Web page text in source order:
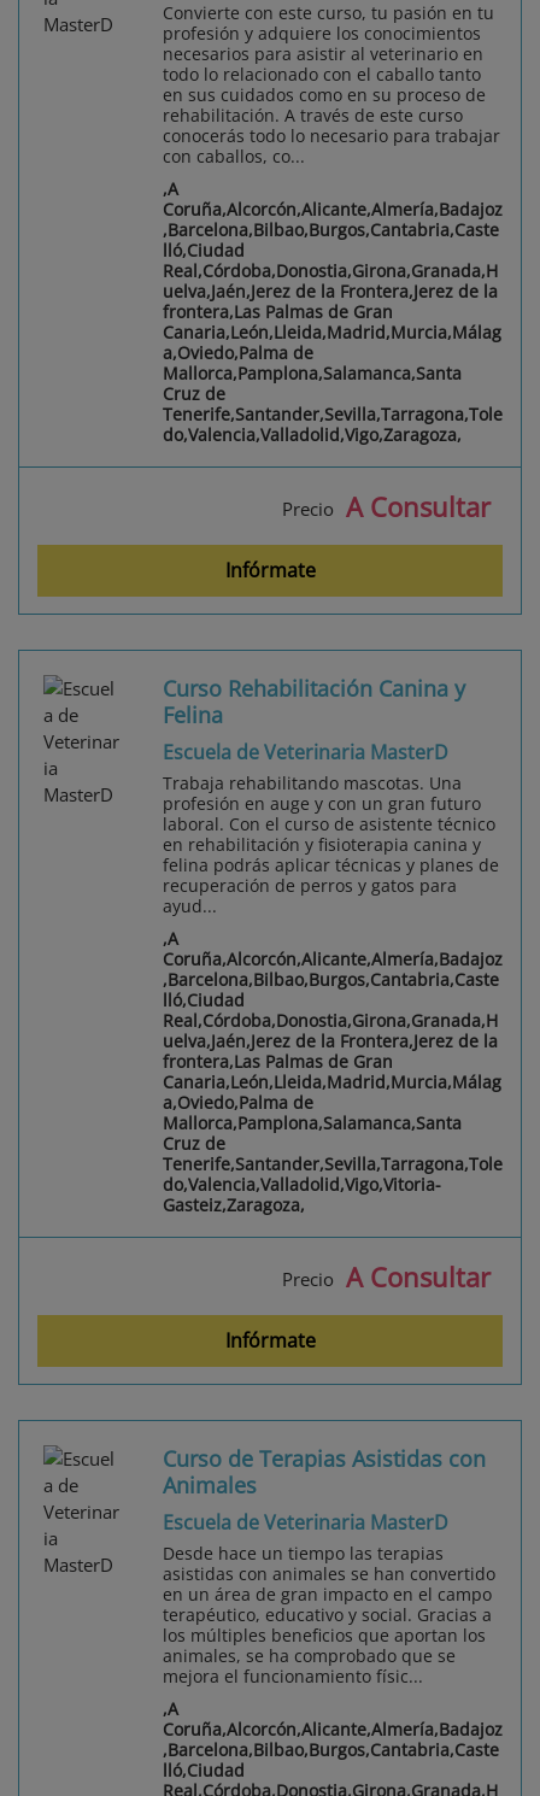
Convierte con este curso, tu pasión en tu
profesión y adquiere los conocimientos
necesarios para asistir al veterinario en
todo lo relacionado con el caballo tanto
en sus cuidados como en su proceso de
rehabilitación. A través de este curso
conocerás todo lo necesario para trabajar
con caballos, co...
,A
Coruña,Alcorcón,Alicante,Almería,Badajoz
,Barcelona,Bilbao,Burgos,Cantabria,Caste
lló,Ciudad
Real,Córdoba,Donostia,Girona,Granada,H
uelva,Jaén,Jerez de la Frontera,Jerez de la
frontera,Las Palmas de Gran
Canaria,León,Lleida,Madrid,Murcia,Málag
a,Oviedo,Palma de
Mallorca,Pamplona,Salamanca,Santa
Cruz de
Tenerife,Santander,Sevilla,Tarragona,Tole
do,Valencia,Valladolid,Vigo,Zaragoza,
Precio A Consultar
Infórmate
Curso Rehabilitación Canina y
Felina
Escuela de Veterinaria MasterD
Trabaja rehabilitando mascotas. Una
profesión en auge y con un gran futuro
laboral. Con el curso de asistente técnico
en rehabilitación y fisioterapia canina y
felina podrás aplicar técnicas y planes de
recuperación de perros y gatos para
ayud...
,A
Coruña,Alcorcón,Alicante,Almería,Badajoz
,Barcelona,Bilbao,Burgos,Cantabria,Caste
lló,Ciudad
Real,Córdoba,Donostia,Girona,Granada,H
uelva,Jaén,Jerez de la Frontera,Jerez de la
frontera,Las Palmas de Gran
Canaria,León,Lleida,Madrid,Murcia,Málag
a,Oviedo,Palma de
Mallorca,Pamplona,Salamanca,Santa
Cruz de
Tenerife,Santander,Sevilla,Tarragona,Tole
do,Valencia,Valladolid,Vigo,Vitoria-
Gasteiz,Zaragoza,
Precio A Consultar
Infórmate
Curso de Terapias Asistidas con
Animales
Escuela de Veterinaria MasterD
Desde hace un tiempo las terapias
asistidas con animales se han convertido
en un área de gran impacto en el campo
terapéutico, educativo y social. Gracias a
los múltiples beneficios que aportan los
animales, se ha comprobado que se
mejora el funcionamiento físic...
,A
Coruña,Alcorcón,Alicante,Almería,Badajoz
,Barcelona,Bilbao,Burgos,Cantabria,Caste
lló,Ciudad
Real,Córdoba,Donostia,Girona,Granada,H